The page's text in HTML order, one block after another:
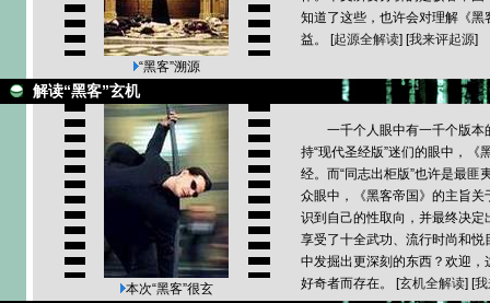
“黑客”溯源
知道了这些，也许会对理解《黑
益。
[起源全解读] [我来评起源]
解读“黑客”玄机
本次“黑客”很玄
一千个人眼中有一千个版本
持“现代圣经版”迷们的眼中，《
经。而“同志出柜版”也许是最匪
众眼中，《黑客帝国》的主旨
识到自己的性取向，并最终决
享受了十全武功、流行时尚和
中发掘出更深刻的东西？欢迎
好奇者而存在。 [玄机全解读] [